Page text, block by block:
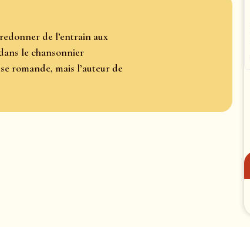
de l’entrain aux
le chansonnier
romande, mais l’auteur de